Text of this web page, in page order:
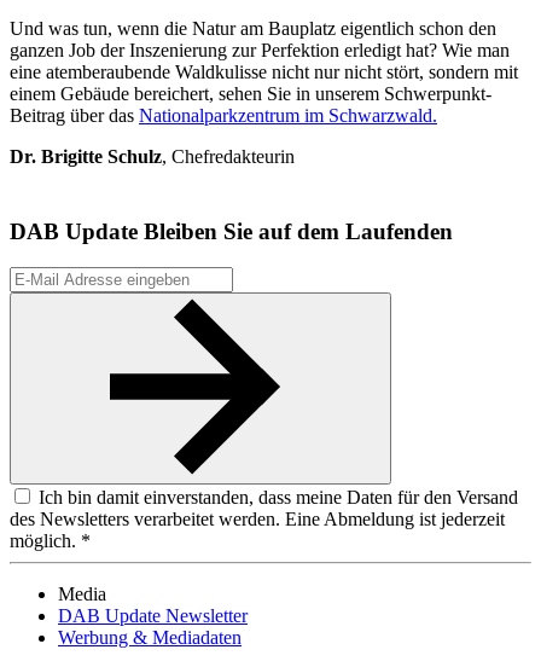
Und was tun, wenn die Natur am Bauplatz eigentlich schon den
ganzen Job der Inszenierung zur Perfektion erledigt hat? Wie man
eine atemberaubende Waldkulisse nicht nur nicht stört, sondern mit
einem Gebäude bereichert, sehen Sie in unserem Schwerpunkt-
Beitrag über das Nationalparkzentrum im Schwarzwald.
Dr. Brigitte Schulz, Chefredakteurin
DAB Update Bleiben Sie auf dem Laufenden
Ich bin damit einverstanden, dass meine Daten für den Versand
des Newsletters verarbeitet werden. Eine Abmeldung ist jederzeit
möglich. *
Media
DAB Update Newsletter
Werbung & Mediadaten